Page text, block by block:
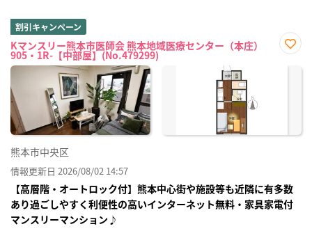
割引キャンペーン
Kマンスリー熊本市医師会 熊本地域医療センター（本庄）
905・1R-【中部屋】(No.479299)
に入
熊本市中央区
情報更新日 2026/08/02 14:57
【高層階・オートロック付】熊本中心街や施設等も近隣に有多数
あり過ごしやすく利便性の高いインターネット無料・家具家電付
マンスリーマンション♪